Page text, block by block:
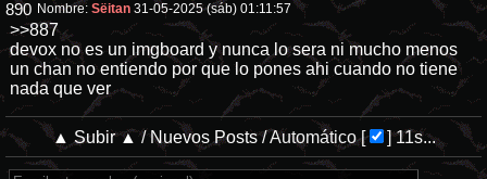
890 Nombre:Sëitan 31-05-2025 (sáb) 01:11:57
>>887
devox no es un imgboard y nunca lo sera ni mucho menos
un chan no entiendo por que lo pones ahi cuando no tiene
nada que ver
▲ Subir ▲ /Nuevos Posts/Automático[ ]11s...